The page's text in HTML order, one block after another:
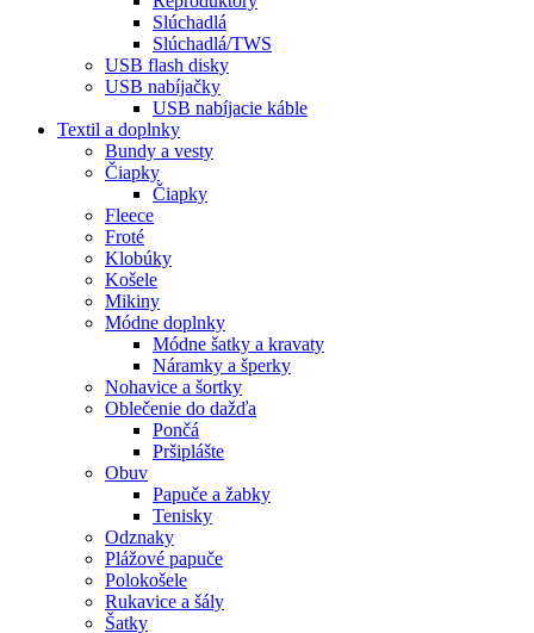
Slúchadlá
Slúchadlá/TWS
USB flash disky
USB nabíjačky
USB nabíjacie káble
Textil a doplnky
Bundy a vesty
Čiapky
Čiapky
Fleece
Froté
Klobúky
Košele
Mikiny
Módne doplnky
Módne šatky a kravaty
Náramky a šperky
Nohavice a šortky
Oblečenie do dažďa
Pončá
Pršiplášte
Obuv
Papuče a žabky
Tenisky
Odznaky
Plážové papuče
Polokošele
Rukavice a šály
Šatky